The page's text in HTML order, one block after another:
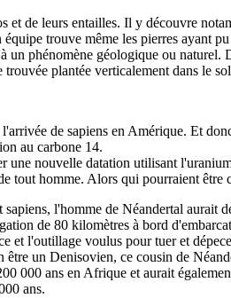
de leurs entailles. Il y découvre
trouve même les pierres ayant
un phénomène géologique ou
plantée verticalement dans le
de sapiens en Amérique. Et
au carbone 14.
nouvelle datation utilisant
tout homme. Alors qui pourraient être
l'homme de Néandertal
de 80 kilomètres à bord
et l'outillage voulus pour tuer et
un Denisovien, ce cousin de
ans en Afrique et aurait
ans.